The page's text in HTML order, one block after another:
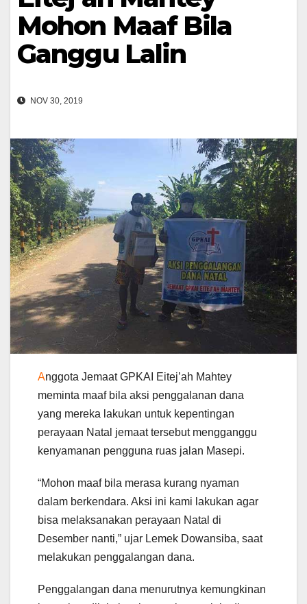
Mohon Maaf Bila
Ganggu Lalin
NOV 30, 2019
Anggota Jemaat GPKAI Eitej’ah Mahtey
meminta maaf bila aksi penggalanan dana
yang mereka lakukan untuk kepentingan
perayaan Natal jemaat tersebut mengganggu
kenyamanan pengguna ruas jalan Masepi.
“Mohon maaf bila merasa kurang nyaman
dalam berkendara. Aksi ini kami lakukan agar
bisa melaksanakan perayaan Natal di
Desember nanti,” ujar Lemek Dowansiba, saat
melakukan penggalangan dana.
Penggalangan dana menurutnya kemungkinan